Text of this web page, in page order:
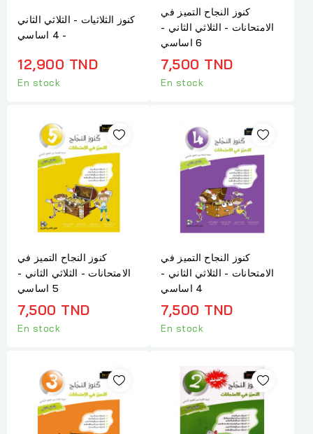
كنوز الثلاثيات - الثلاثي الثاني
- 4 اساسي
12,900 TND
En stock
كنوز النجاح التميز في
الامتحانات - الثلاثي الثاني -
6 اساسي
7,500 TND
En stock
كنوز النجاح التميز في
الامتحانات - الثلاثي الثاني -
5 اساسي
7,500 TND
En stock
كنوز النجاح التميز في
الامتحانات - الثلاثي الثاني -
4 اساسي
7,500 TND
En stock